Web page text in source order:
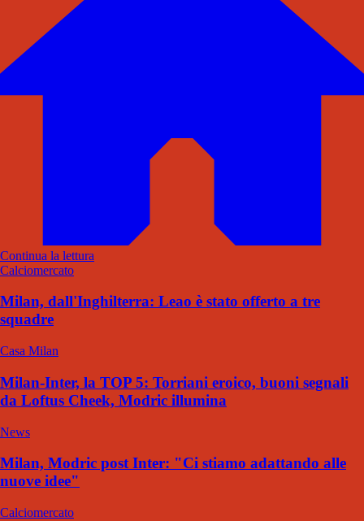
Continua la lettura
Calciomercato
Milan, dall'Inghilterra: Leao è stato offerto a tre
squadre
Casa Milan
Milan-Inter, la TOP 5: Torriani eroico, buoni segnali
da Loftus Cheek, Modric illumina
News
Milan, Modric post Inter: "Ci stiamo adattando alle
nuove idee"
Calciomercato